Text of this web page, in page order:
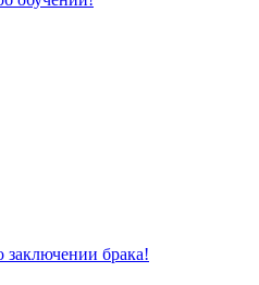
заключении брака!